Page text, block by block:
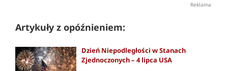
Reklama
Artykuły z opóźnieniem:
Dzień Niepodległości w Stanach
Zjednoczonych – 4 lipca USA